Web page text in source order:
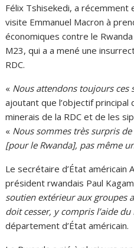
Félix Tshisekedi, a
visite Emmanuel Macron à
économiques contre le
M23, qui a a mené une
RDC.
« Nous attendons toujours ces
ajoutant que l’objectif
minerais de la RDC et de les
« Nous sommes très surpris de
[pour le Rwanda], pas même
Le secrétaire d’État américain
président rwandais Paul
soutien extérieur aux groupes
doit cesser, y compris l’aide
département d’État américain.